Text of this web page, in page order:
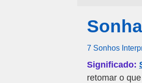
7 Sonhos
Significado:
retomar o